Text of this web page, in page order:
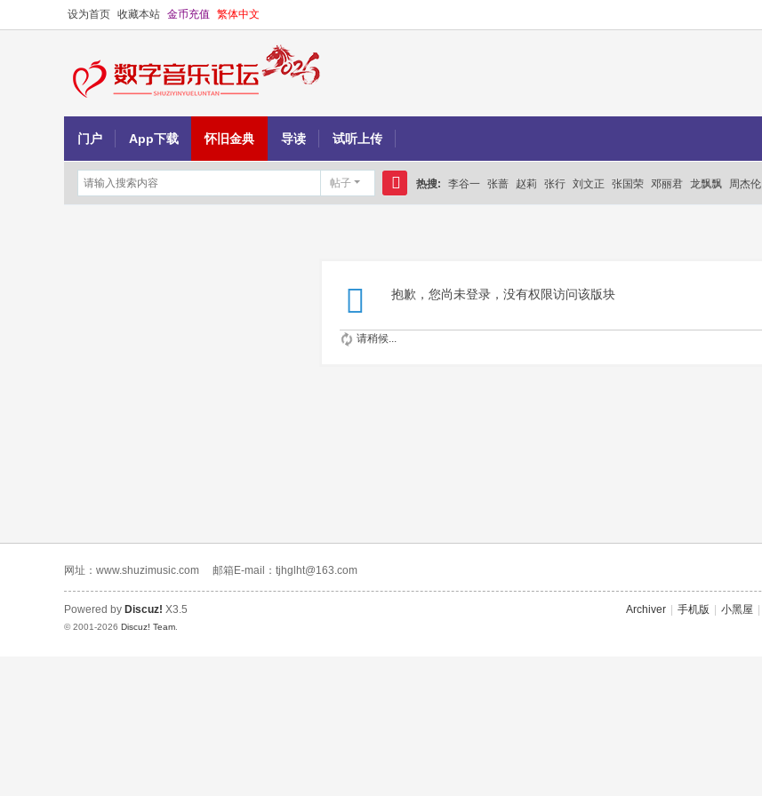
设为首页 收藏本站 金币充值 繁体中文
门户 App下载 怀旧金典 导读 试听上传
帖子
搜
热搜: 李谷一 张蔷 赵莉 张行 刘文正 张国荣 邓丽君 龙飘飘 周杰伦
抱歉，您尚未登录，没有权限访问该版块
请稍候...
网址：www.shuzimusic.com 邮箱E-mail：tjhglht@163.com
Archiver 手机版 小黑屋
Powered by Discuz! X3.5
© 2001-2026 Discuz! Team